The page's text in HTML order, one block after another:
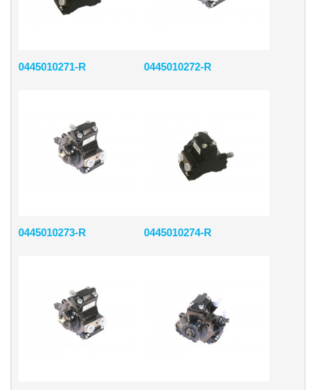
0445010271-R 0445010272-R
0445010273-R 0445010274-R